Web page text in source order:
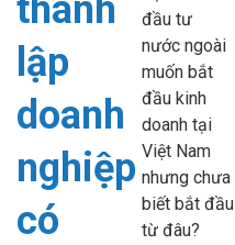
thành
lập
doanh
nghiệp
có
đầu tư
nước ngoài
muốn bắt
đầu kinh
doanh tại
Việt Nam
nhưng chưa
biết bắt đầu
từ đâu?